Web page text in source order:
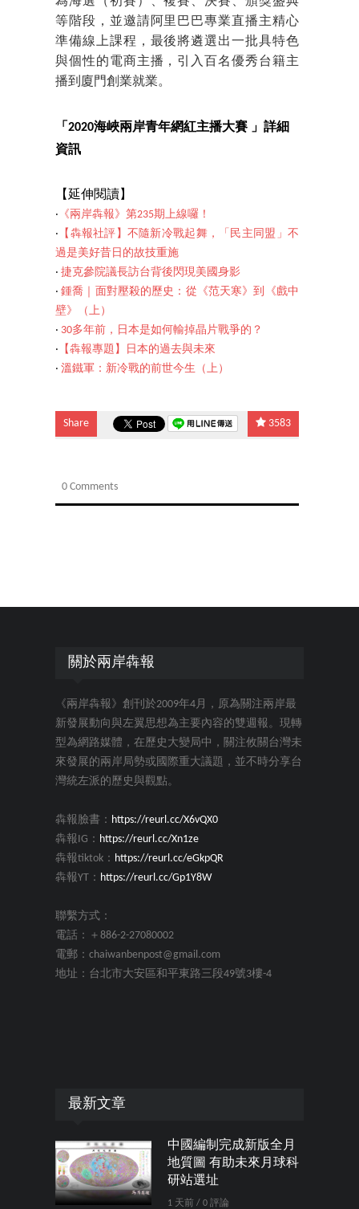
等階段，並邀請阿里巴巴專業直播主精心
準備線上課程，最後將遴選出一批具特色
與個性的電商主播，引入百名優秀台籍主
播到廈門創業就業。
「2020海峽兩岸青年網紅主播大賽 」詳細
資訊
【延伸閱讀】
‧ 《兩岸犇報》第235期上線囉！
‧ 【犇報社評】不隨新冷戰起舞，「民主同盟」不
過是美好昔日的故技重施
‧ 捷克參院議長訪台背後閃現美國身影
‧鍾喬｜面對壓殺的歷史：從《范天寒》到《戲中
壁》（上）
‧ 30多年前，日本是如何輸掉晶片戰爭的？
‧ 【犇報專題】日本的過去與未來
‧ 溫鐵軍：新冷戰的前世今生（上）
Share 3583
0 Comments
關於兩岸犇報
《兩岸犇報》創刊於2009年4月，原為關注兩岸最
新發展動向與左翼思想為主要內容的雙週報。現轉
型為網路媒體，在歷史大變局中，關注攸關台灣未
來發展的兩岸局勢或國際重大議題，並不時分享台
灣統左派的歷史與觀點。
犇報臉書： https://reurl.cc/X6vQX0
犇報IG： https://reurl.cc/Xn1ze
犇報tiktok： https://reurl.cc/eGkpQR
犇報YT： https://reurl.cc/Gp1Y8W
聯繫方式：
電話：＋886-2-27080002
電郵：chaiwanbenpost@gmail.com
地址：台北市大安區和平東路三段49號3樓-4
最新文章
中國編制完成新版全月
地質圖 有助未來月球科
研站選址
1 天前 / 0 評論